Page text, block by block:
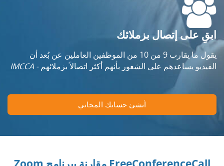
ابقِ على إتصال بزملائك
يقول ما يقارب 9 من 10 من الموظفين العاملين عن بُعد أن
الفيديو يساعدهم على الشعور بأنهم أكثر اتصالاً بزملائهم- IMCCA
أنشئ حسابك المجاني